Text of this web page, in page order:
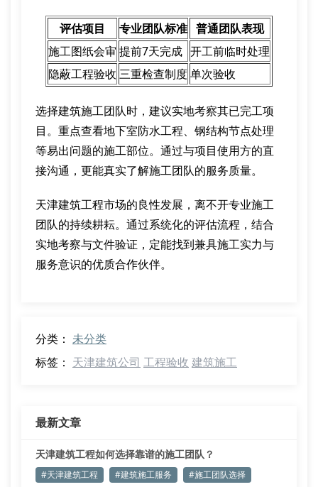
评估项目 专业团队标准 普通团队表现
施工图纸会审 提前7天完成 开工前临时处理
隐蔽工程验收 三重检查制度单次验收
选择建筑施工团队时，建议实地考察其已完工项
目。重点查看地下室防水工程、钢结构节点处理
等易出问题的施工部位。通过与项目使用方的直
接沟通，更能真实了解施工团队的服务质量。
天津建筑工程市场的良性发展，离不开专业施工
团队的持续耕耘。通过系统化的评估流程，结合
实地考察与文件验证，定能找到兼具施工实力与
服务意识的优质合作伙伴。
分类： 未分类
标签： 天津建筑公司 工程验收 建筑施工
最新文章
天津建筑工程如何选择靠谱的施工团队？
#天津建筑工程 #建筑施工服务 #施工团队选择